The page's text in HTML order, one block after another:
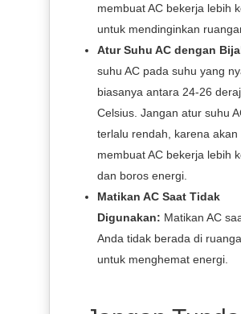
membuat AC bekerja lebih
untuk mendinginkan
Atur Suhu AC dengan
suhu AC pada suhu yang
biasanya antara 24-26
Celsius. Jangan atur suhu
terlalu rendah, karena akan
membuat AC bekerja lebih
dan boros energi.
Matikan AC Saat Tidak
Digunakan: Matikan AC
Anda tidak berada di
untuk menghemat energi.